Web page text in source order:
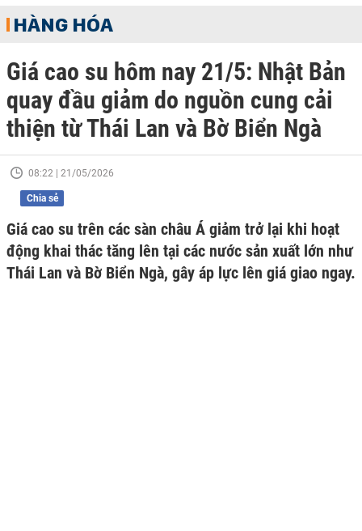
HÀNG HÓA
Giá cao su hôm nay 21/5: Nhật Bản
quay đầu giảm do nguồn cung cải
thiện từ Thái Lan và Bờ Biển Ngà
08:22 | 21/05/2026
Chia sẻ
Giá cao su trên các sàn châu Á giảm trở lại khi hoạt
động khai thác tăng lên tại các nước sản xuất lớn như
Thái Lan và Bờ Biển Ngà, gây áp lực lên giá giao ngay.